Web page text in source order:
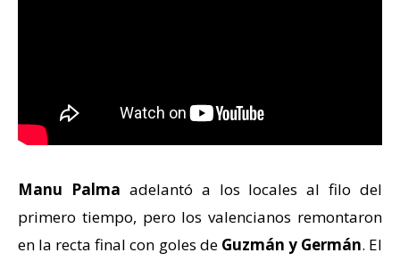
Manu Palma adelantó a los locales al filo del
primero tiempo, pero los valencianos remontaron
en la recta final con goles de Guzmán y Germán. El